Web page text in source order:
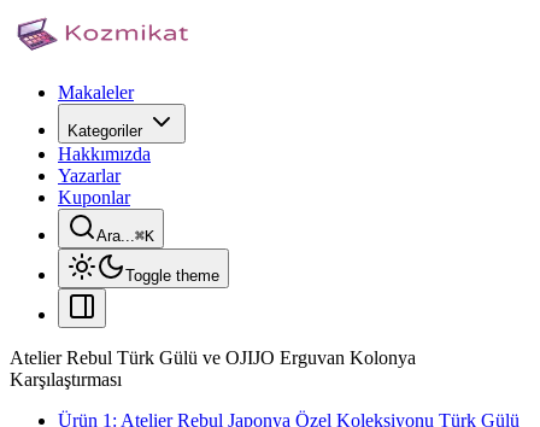
Makaleler
Kategoriler
Hakkımızda
Yazarlar
Kuponlar
Ara...⌘K
Toggle theme
Atelier Rebul Türk Gülü ve OJIJO Erguvan Kolonya
Karşılaştırması
Ürün 1: Atelier Rebul Japonya Özel Koleksiyonu Türk Gülü